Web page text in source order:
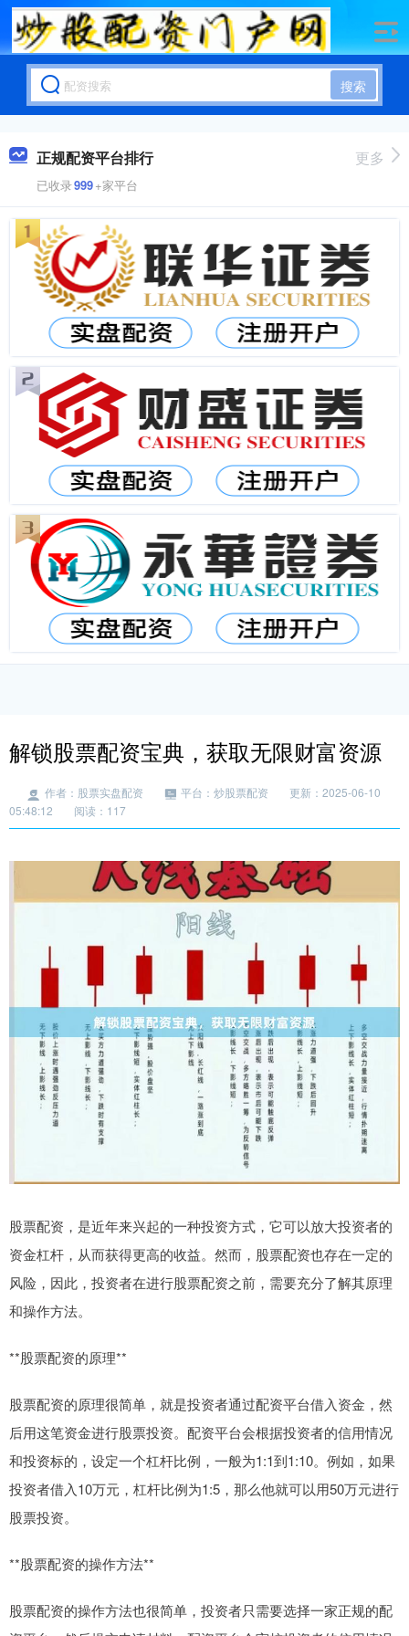
搜索
正规配资平台排行
已收录999+家平台
更多
解锁股票配资宝典，获取无限财富资源
作者：股票实盘配资 平台：炒股票配资
更新：2025-06-10
05:48:12
阅读：117
股票配资，是近年来兴起的一种投资方式，它可以放大投资者的
资金杠杆，从而获得更高的收益。然而，股票配资也存在一定的
风险，因此，投资者在进行股票配资之前，需要充分了解其原理
和操作方法。
**股票配资的原理**
股票配资的原理很简单，就是投资者通过配资平台借入资金，然
后用这笔资金进行股票投资。配资平台会根据投资者的信用情况
和投资标的，设定一个杠杆比例，一般为1:1到1:10。例如，如果
投资者借入10万元，杠杆比例为1:5，那么他就可以用50万元进行
股票投资。
**股票配资的操作方法**
股票配资的操作方法也很简单，投资者只需要选择一家正规的配